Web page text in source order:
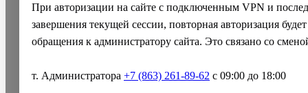
При авторизации на сайте с подключенным VPN и
завершения текущей сессии, повторная авторизация
обращения к администратору сайта. Это связано со
т. Администратора +7 (863) 261-89-62 с 09:00 до 18:00